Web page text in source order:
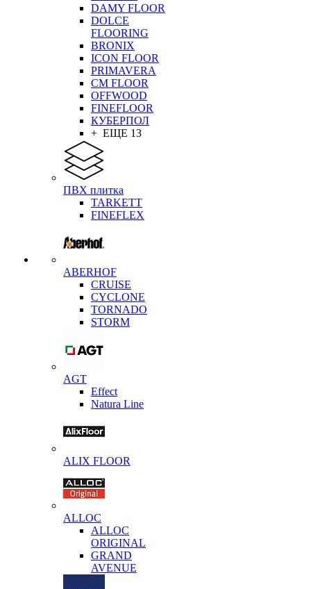
DAMY FLOOR
DOLCE
FLOORING
BRONIX
ICON FLOOR
PRIMAVERA
CM FLOOR
OFFWOOD
FINEFLOOR
КУБЕРПОЛ
+ ЕЩЕ 13
ПВХ плитка
TARKETT
FINEFLEX
ABERHOF
CRUISE
CYCLONE
TORNADO
STORM
AGT
Effect
Natura Line
ALIX FLOOR
ALLOC
ALLOC
ORIGINAL
GRAND
AVENUE